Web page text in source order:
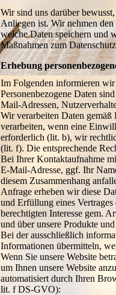
Wir sind uns darüber
Anliegen ist. Wir nehmen
welche Daten speichern und
Maßnahmen zum
Erhebung
Im Folgenden informieren wir
Personenbezogene Daten
Mail-Adressen,
Wir verarbeiten Daten
verarbeiten, wenn eine
erforderlich (lit. b), wir
(lit. f). Die entsprechende
Bei Ihrer Kontaktaufnahme
E-Mail-Adresse, ggf. Ihr
diesem Zusammenhang
Anfrage erheben wir diese
und Erfüllung eines
berechtigten Interesse gem.
und über unsere Produkte
Bei der ausschließlich
Informationen übermitteln,
Wenn Sie unsere Website
um Ihnen unsere Website
automatisiert durch Ihren
lit. f DS-GVO):